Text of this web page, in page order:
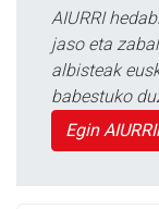
AIURRI
jaso eta
albisteak
babestuko
Egin